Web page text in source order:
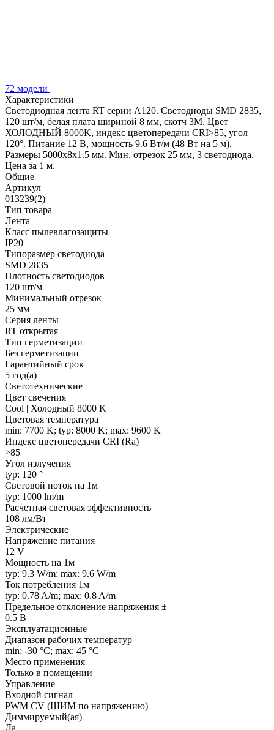
72 модели
Характеристики
Светодиодная лента RT серии A120. Светодиоды SMD 2835,
120 шт/м, белая плата шириной 8 мм, скотч 3M. Цвет
ХОЛОДНЫЙ 8000K, индекс цветопередачи CRI>85, угол
120°. Питание 12 В, мощность 9.6 Вт/м (48 Вт на 5 м).
Размеры 5000x8x1.5 мм. Мин. отрезок 25 мм, 3 светодиода.
Цена за 1 м.
Общие
Артикул
013239(2)
Тип товара
Лента
Класс пылевлагозащиты
IP20
Типоразмер светодиода
SMD 2835
Плотность светодиодов
120 шт/м
Минимальный отрезок
25 мм
Серия ленты
RT открытая
Тип герметизации
Без герметизации
Гарантийный срок
5 год(а)
Светотехнические
Цвет свечения
Cool | Холодный 8000 K
Цветовая температура
min: 7700 K; typ: 8000 K; max: 9600 K
Индекс цветопередачи CRI (Ra)
>85
Угол излучения
typ: 120 °
Световой поток на 1м
typ: 1000 lm/m
Расчетная световая эффективность
108 лм/Вт
Электрические
Напряжение питания
12 V
Мощность на 1м
typ: 9.3 W/m; max: 9.6 W/m
Ток потребления 1м
typ: 0.78 A/m; max: 0.8 A/m
Предельное отклонение напряжения ±
0.5 В
Эксплуатационные
Диапазон рабочих температур
min: -30 °C; max: 45 °C
Место применения
Только в помещении
Управление
Входной сигнал
PWM СV (ШИМ по напряжению)
Диммируемый(ая)
Да